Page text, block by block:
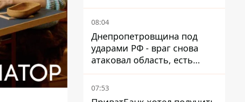
тысячи атак
08:04
Днепропетровщина под
ударами РФ - враг снова
атаковал область, есть
разрушения и пожары
07:53